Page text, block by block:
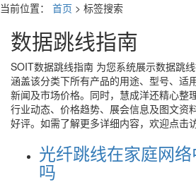
当前位置： 首页 > 标签搜索
数据跳线指南
SOIT数据跳线指南 为您系统展示数据跳
涵盖该分类下所有产品的用途、型号、适
新闻及市场价格。同时，慧成洋还精心整
行业动态、价格趋势、展会信息及图文资
好评。如需了解更多详细内容，欢迎点击访
光纤跳线在家庭网
吗